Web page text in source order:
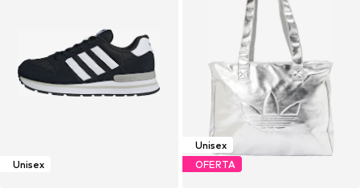
Unisex
Unisex
OFERTA